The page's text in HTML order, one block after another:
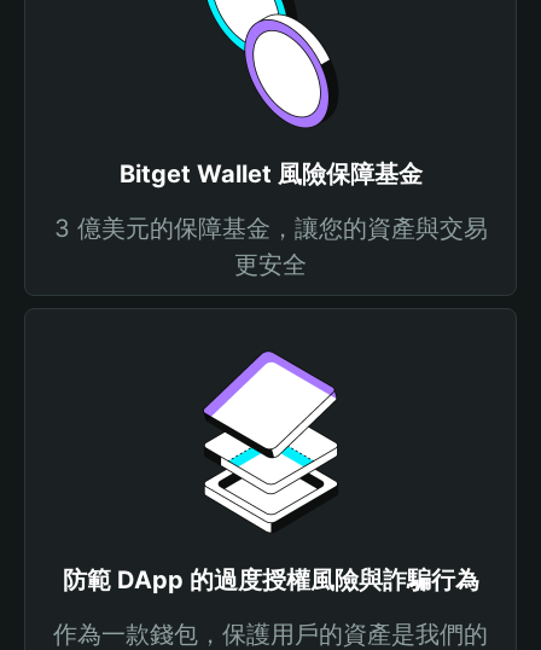
Bitget Wallet 風險保障基金
3 億美元的保障基金，讓您的資產與交易
更安全
防範 DApp 的過度授權風險與詐騙行為
作為一款錢包，保護用戶的資產是我們的